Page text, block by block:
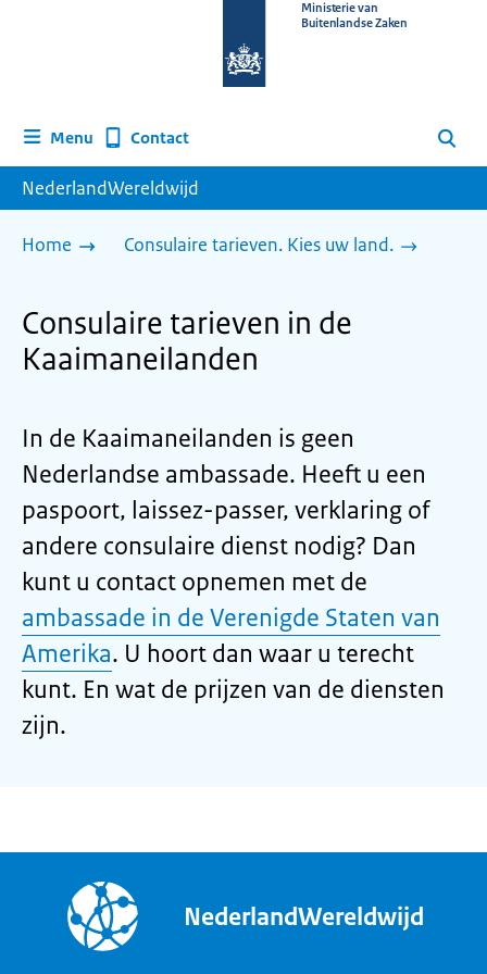
homepage
Ministerie van
Buitenlandse Zaken
Menu Contact Zoeken
NederlandWereldwijd
Home Consulaire tarieven. Kies uw land.
Consulaire tarieven in de
Kaaimaneilanden
In de Kaaimaneilanden is geen
Nederlandse ambassade. Heeft u een
paspoort, laissez-passer, verklaring of
andere consulaire dienst nodig? Dan
kunt u contact opnemen met de
ambassade in de Verenigde Staten van
Amerika. U hoort dan waar u terecht
kunt. En wat de prijzen van de diensten
zijn.
NederlandWereldwijd